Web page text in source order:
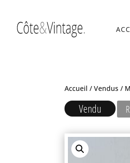
Accueil /Vendus /
Vendu